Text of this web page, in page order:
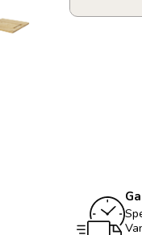
Tagliere